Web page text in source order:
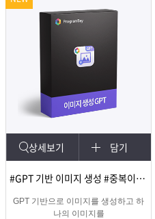
상세보기 담기
#GPT 기반 이미지 생성 #중복이미지 #유사이미지
GPT 기반으로 이미지를 생성하고 하
나의 이미지를